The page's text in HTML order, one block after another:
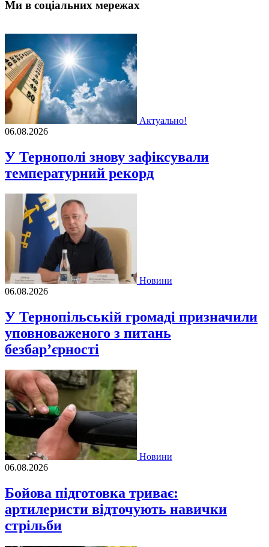
Ми в соціальних мережах
Актуально!
06.08.2026
У Тернополі знову зафіксували
температурний рекорд
Новини
06.08.2026
У Тернопільській громаді призначили
уповноваженого з питань
безбар’єрності
Новини
06.08.2026
Бойова підготовка триває:
артилеристи відточують навички
стрільби